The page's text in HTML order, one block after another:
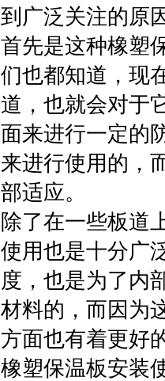
到广泛关注的原
首先是这种橡塑
们也都知道，现
道，也就会对于
面来进行一定的
来进行使用的，
部适应。
除了在一些板道
使用也是十分广
度，也是为了内
材料的，而因为
方面也有着更好
橡塑保温板安装